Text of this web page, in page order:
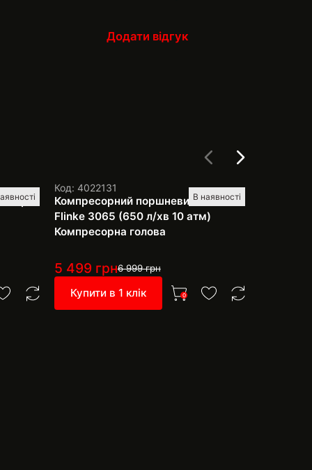
Додати відгук
В наявності
Код: 4022131
Компресорний поршневий блок
Flinke 3065 (650 л/хв 10 атм)
Компресорна голова
5 499 грн6 999грн
Купити в 1 клік 0